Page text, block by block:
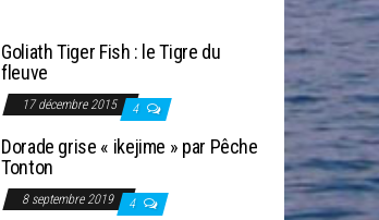
Goliath Tiger Fish : le Tigre du
fleuve
17 décembre 2015 4
Dorade grise « ikejime » par Pêche
Tonton
8 septembre 2019 4